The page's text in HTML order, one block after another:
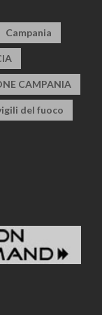
Campania
CAMPANIA
del fuoco